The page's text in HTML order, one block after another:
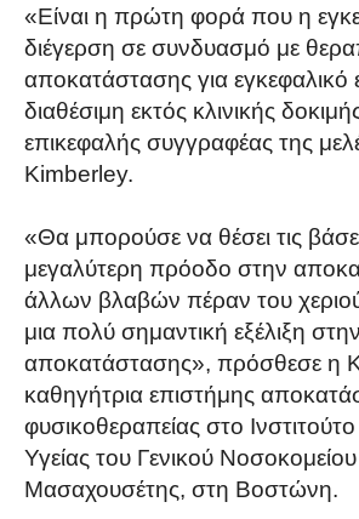
«Είναι η πρώτη φορά που η
διέγερση σε συνδυασμό με
αποκατάστασης για εγκεφαλικό
διαθέσιμη εκτός κλινικής
επικεφαλής συγγραφέας της
Kimberley.
«Θα μπορούσε να θέσει τις
μεγαλύτερη πρόοδο στην
άλλων βλαβών πέραν του
μια πολύ σημαντική εξέλιξη
αποκατάστασης», πρόσθεσε η
καθηγήτρια επιστήμης
φυσικοθεραπείας στο
Υγείας του Γενικού Νοσοκομείου
Μασαχουσέτης, στη Βοστώνη.